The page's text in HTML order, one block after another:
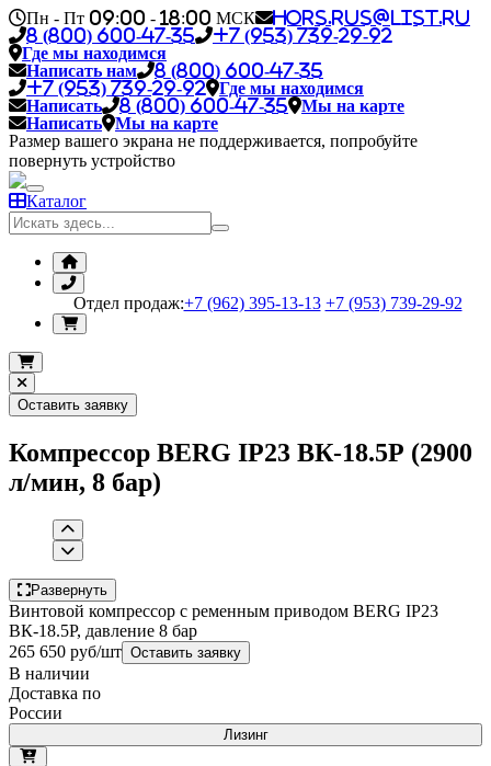
Пн - Пт 09:00 - 18:00 МСК
hors.rus@list.ru
8 (800) 600-47-35
+7 (953) 739-29-92
Где мы находимся
Написать нам
8 (800) 600-47-35
+7 (953) 739-29-92
Где мы находимся
Написать
8 (800) 600-47-35
Мы на карте
Написать
Мы на карте
Размер вашего экрана не поддерживается, попробуйте
повернуть устройство
Каталог
Отдел продаж:+7 (962) 395-13-13 +7 (953) 739-29-92
Оставить заявку
Компрессор BERG IP23 ВК-18.5Р (2900
л/мин, 8 бар)
Развернуть
Винтовой компрессор с ременным приводом BERG IP23
ВК-18.5Р, давление 8 бар
265 650 руб/шт Оставить заявку
В наличии
Доставка по
России
Лизинг